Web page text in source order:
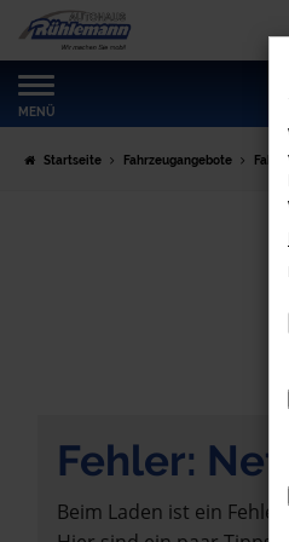
Zum
Hauptinhalt
springen
MENÜ
Startseite Fahrzeugangebote
Fehler:
Beim Laden ist ein